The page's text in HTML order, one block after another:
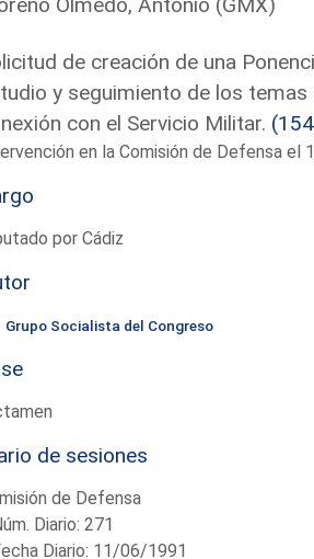
de creación de una
y seguimiento de los
con el Servicio Militar.
en la Comisión de Defensa el
por Cádiz
Grupo Socialista del Congreso
de sesiones
de Defensa
Diario: 271
Diario: 11/06/1991